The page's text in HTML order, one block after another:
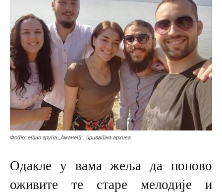
Фото: етно група „Аманет“, приватна архива
Одакле у вама жеља да поново
оживите те старе мелодије и